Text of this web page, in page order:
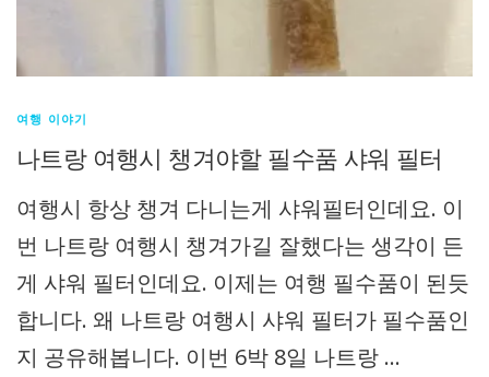
여행 이야기
나트랑 여행시 챙겨야할 필수품 샤워 필터
여행시 항상 챙겨 다니는게 샤워필터인데요. 이
번 나트랑 여행시 챙겨가길 잘했다는 생각이 든
게 샤워 필터인데요. 이제는 여행 필수품이 된듯
합니다. 왜 나트랑 여행시 샤워 필터가 필수품인
지 공유해봅니다. 이번 6박 8일 나트랑 …